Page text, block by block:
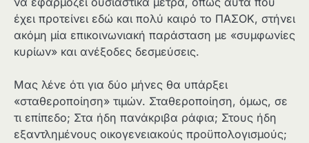
έχει προτείνει εδώ και πολύ καιρό το ΠΑΣΟΚ, στήνει
ακόμη μία επικοινωνιακή παράσταση με «συμφωνίες
κυρίων» και ανέξοδες δεσμεύσεις.
Μας λένε ότι για δύο μήνες θα υπάρξει
«σταθεροποίηση» τιμών. Σταθεροποίηση, όμως, σε
τι επίπεδο; Στα ήδη πανάκριβα ράφια; Στους ήδη
εξαντλημένους οικογενειακούς προϋπολογισμούς;